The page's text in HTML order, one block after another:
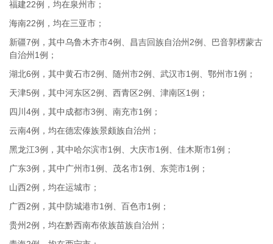
福建22例，均在泉州市；
海南22例，均在三亚市；
新疆7例，其中乌鲁木齐市4例、昌吉回族自治州2例、巴音郭楞蒙古
自治州1例；
湖北6例，其中黄石市2例、随州市2例、武汉市1例、鄂州市1例；
天津5例，其中河东区2例、西青区2例、津南区1例；
四川4例，其中成都市3例、南充市1例；
云南4例，均在德宏傣族景颇族自治州；
黑龙江3例，其中哈尔滨市1例、大庆市1例、佳木斯市1例；
广东3例，其中广州市1例、茂名市1例、东莞市1例；
山西2例，均在运城市；
广西2例，其中防城港市1例、百色市1例；
贵州2例，均在黔西南布依族苗族自治州；